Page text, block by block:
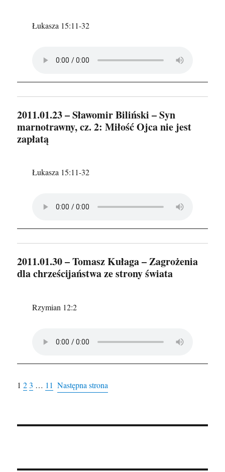
Łukasza 15:11-32
2011.01.23 – Sławomir Biliński – Syn
marnotrawny, cz. 2: Miłość Ojca nie jest
zapłatą
Łukasza 15:11-32
2011.01.30 – Tomasz Kułaga – Zagrożenia
dla chrześcijaństwa ze strony świata
Rzymian 12:2
1 2 3 … 11 Następna strona